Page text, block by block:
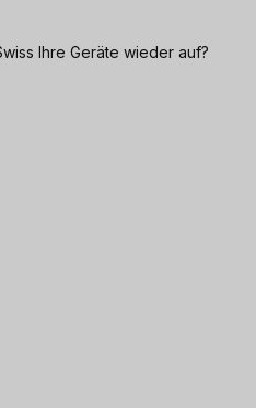
Ihre Geräte wieder auf?